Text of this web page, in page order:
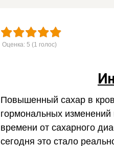
Оценка: 5 (1 голос)
Повышенный сахар в
гормональных
времени от сахарного
сегодня это стало